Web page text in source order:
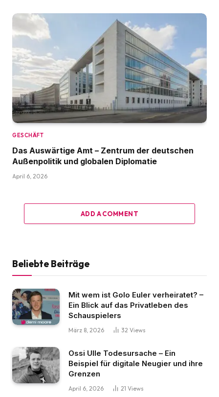
GESCHÄFT
Das Auswärtige Amt – Zentrum der deutschen
Außenpolitik und globalen Diplomatie
April 6, 2026
ADD A COMMENT
Beliebte Beiträge
Mit wem ist Golo Euler verheiratet? –
Ein Blick auf das Privatleben des
Schauspielers
März 8, 2026 32 Views
Ossi Ulle Todesursache – Ein
Beispiel für digitale Neugier und ihre
Grenzen
April 6, 2026 21 Views